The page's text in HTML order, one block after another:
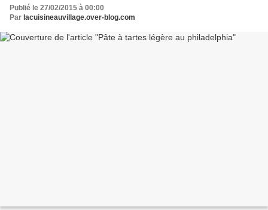
Publié le 27/02/2015 à 00:00
Par lacuisineauvillage.over-blog.com